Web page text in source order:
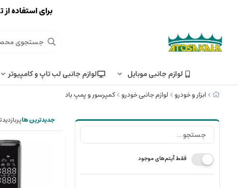
برای استفاده
لوازم جانبی موبایل لوازم جانبی لب تاپ و کامپیوتر
ابزار و خودرو لوازم جانبی خودرو کمپرسور و پمپ باد
فقط آیتم‌های موجود
جدیدترین ها